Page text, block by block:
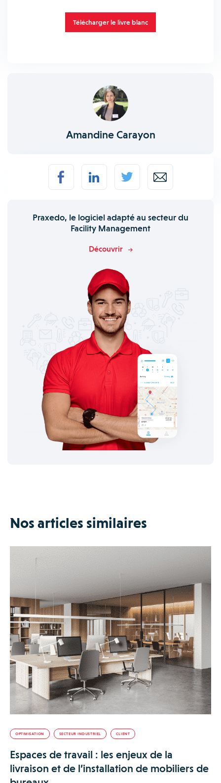
Télécharger le livre blanc
Amandine Carayon
Praxedo, le logiciel adapté au secteur du
Facility Management
Découvrir
Nos articles similaires
OPTIMISATION SECTEUR INDUSTRIEL CLIENT
Espaces de travail : les enjeux de la
livraison et de l’installation de mobiliers de